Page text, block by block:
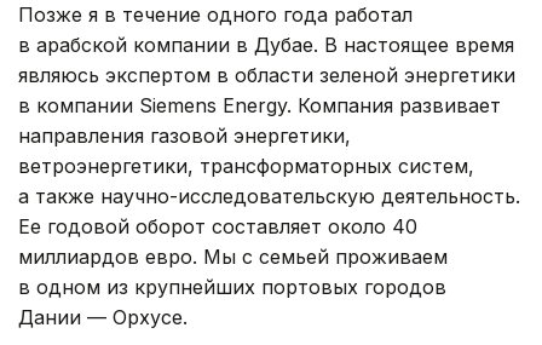
Позже я в течение одного года работал
в арабской компании в Дубае. В настоящее время
являюсь экспертом в области зеленой энергетики
в компании Siemens Energy. Компания развивает
направления газовой энергетики,
ветроэнергетики, трансформаторных систем,
а также научно-исследовательскую деятельность.
Ее годовой оборот составляет около 40
миллиардов евро. Мы с семьей проживаем
в одном из крупнейших портовых городов
Дании — Орхусе.